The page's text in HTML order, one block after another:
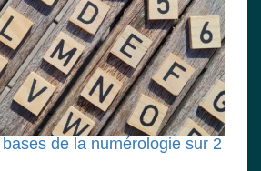
de la numérologie sur 2